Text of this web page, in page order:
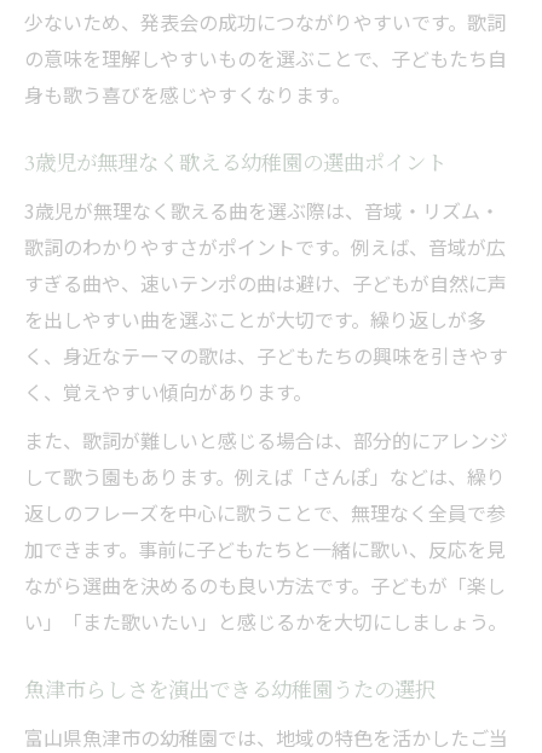
少ないため、発表会の成功につながりやすいです。歌詞
の意味を理解しやすいものを選ぶことで、子どもたち自
身も歌う喜びを感じやすくなります。
3歳児が無理なく歌える幼稚園の選曲ポイント
3歳児が無理なく歌える曲を選ぶ際は、音域・リズム・
歌詞のわかりやすさがポイントです。例えば、音域が広
すぎる曲や、速いテンポの曲は避け、子どもが自然に声
を出しやすい曲を選ぶことが大切です。繰り返しが多
く、身近なテーマの歌は、子どもたちの興味を引きやす
く、覚えやすい傾向があります。
また、歌詞が難しいと感じる場合は、部分的にアレンジ
して歌う園もあります。例えば「さんぽ」などは、繰り
返しのフレーズを中心に歌うことで、無理なく全員で参
加できます。事前に子どもたちと一緒に歌い、反応を見
ながら選曲を決めるのも良い方法です。子どもが「楽し
い」「また歌いたい」と感じるかを大切にしましょう。
魚津市らしさを演出できる幼稚園うたの選択
富山県魚津市の幼稚園では、地域の特色を活かしたご当